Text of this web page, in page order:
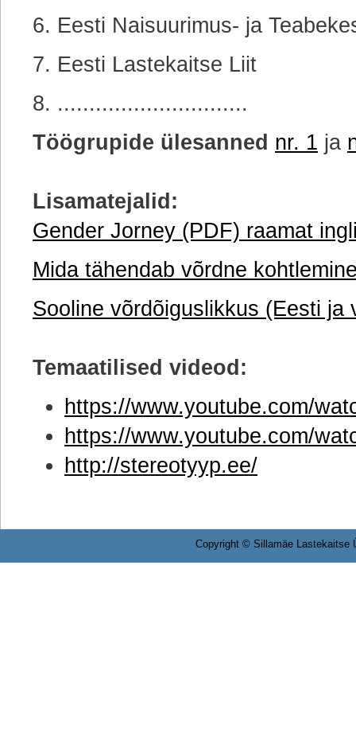
6. Eesti Naisuurimus- ja
7. Eesti Lastekaitse Liit
8. ..............................
Töögrupide ülesanned nr. 1 ja
Lisamatejalid:
Gender Jorney (PDF) raamat
Mida tähendab võrdne
Sooline võrdõiguslikkus (Eesti ja
Temaatilised videod:
https://www.youtube.com/
https://www.youtube.com/
http://stereotyyp.ee/
Copyright © Sillamäe Lastekaitse